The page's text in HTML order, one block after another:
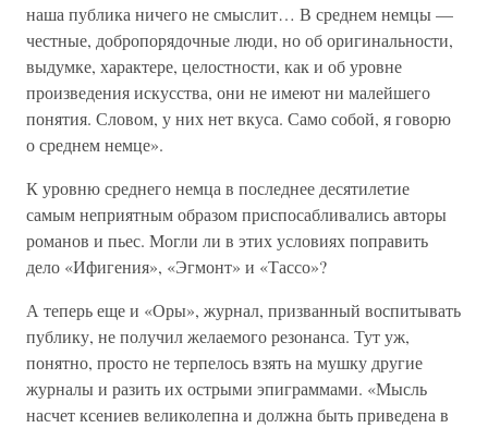
наша публика ничего не смыслит… В среднем немцы —
честные, добропорядочные люди, но об оригинальности,
выдумке, характере, целостности, как и об уровне
произведения искусства, они не имеют ни малейшего
понятия. Словом, у них нет вкуса. Само собой, я говорю
о среднем немце».
К уровню среднего немца в последнее десятилетие
самым неприятным образом приспосабливались авторы
романов и пьес. Могли ли в этих условиях поправить
дело «Ифигения», «Эгмонт» и «Тассо»?
А теперь еще и «Оры», журнал, призванный воспитывать
публику, не получил желаемого резонанса. Тут уж,
понятно, просто не терпелось взять на мушку другие
журналы и разить их острыми эпиграммами. «Мысль
насчет ксениев великолепна и должна быть приведена в